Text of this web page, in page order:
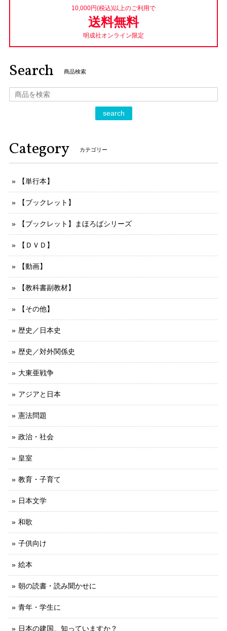
10,000円(税込)以上のご利用で
送料無料
明成社オンライン限定
Search 商品検索
search
Category カテゴリー
【単行本】
【ブックレット】
【ブックレット】まほろばシリーズ
【ＤＶＤ】
【動画】
【教科書副教材】
【その他】
歴史／日本史
歴史／対外関係史
大東亜戦争
アジアと日本
憲法問題
政治・社会
皇室
教育・子育て
日本文学
和歌
子供向け
絵本
朝の読書・読み聞かせに
青年・学生に
日本の建国、知っていますか？